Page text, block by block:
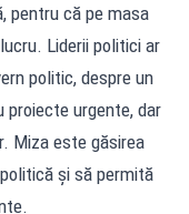
pentru că pe masa
Liderii politici ar
politic, despre un
urgente, dar
Miza este găsirea
și să permită